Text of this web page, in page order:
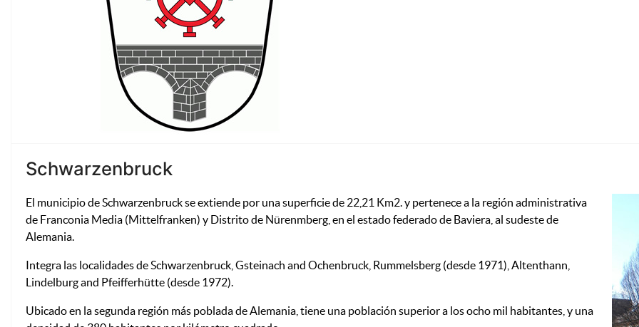
Schwarzenbruck
El municipio de Schwarzenbruck se extiende por una superficie de 22,21 Km2. y pertenece a la región administrativa
de Franconia Media (Mittelfranken) y Distrito de Nürenmberg, en el estado federado de Baviera, al sudeste de
Alemania.
Integra las localidades de Schwarzenbruck, Gsteinach and Ochenbruck, Rummelsberg (desde 1971), Altenthann,
Lindelburg and Pfeifferhütte (desde 1972).
Ubicado en la segunda región más poblada de Alemania, tiene una población superior a los ocho mil habitantes, y una